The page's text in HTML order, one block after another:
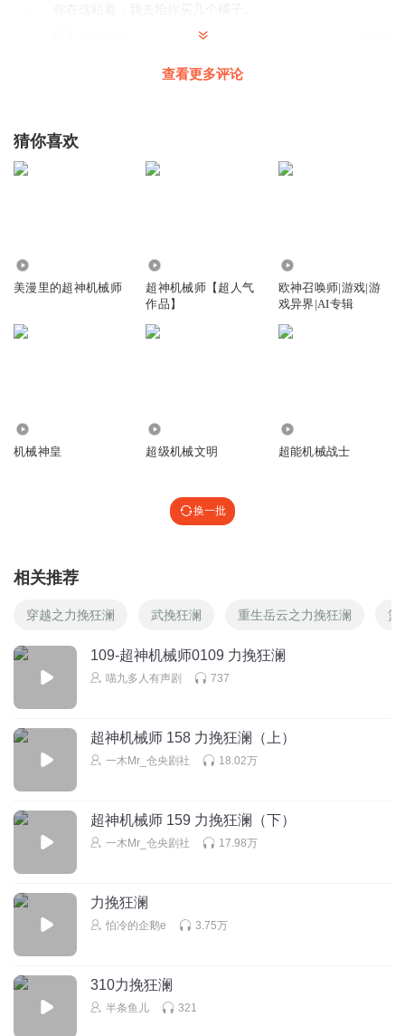
回复 @炸天帮一李七夜
_西楼_
你等我一下，我给你买几个橘子去
回复 2020-09-14 6
跟干净一样帅的男人
你等我一下，我给你买几个橘
机械师，不是机械师傅，汗
回复
你好雷阵雨我是刮台风
_pikapika_
如果旁白音量是10 那心理活动音量是2－3 声音开最大都听不
听友254249680
肥皂捡了吗
回复
听友254249680回复 @听友254249680: 我从新来听得
听友290555607
娇嫩的少女，被三路齐攻
回复
查看更多评论
猜你喜欢
美漫里的超神机械师
超神机械师【超人气
作品】
欧神召唤师|游戏|游
戏异界|AI专辑
机械神皇 超级机械文明 超能机械战士
换一批
相关推荐
穿越之力挽狂澜 武挽狂澜 重生岳云之力挽狂澜 篮
109-超神机械师0109 力挽狂澜
喵九多人有声剧 737
超神机械师 158 力挽狂澜（上）
一木Mr_仓央剧社 18.02万
超神机械师 159 力挽狂澜（下）
一木Mr_仓央剧社 17.98万
力挽狂澜
怕冷的企鹅e 3.75万
310力挽狂澜
半条鱼儿 321